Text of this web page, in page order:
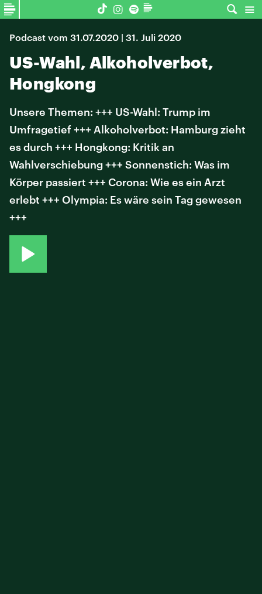
Podcast vom 31.07.2020 | 31. Juli 2020
US-Wahl, Alkoholverbot,
Hongkong
Unsere Themen: +++ US-Wahl: Trump im
Umfragetief +++ Alkoholverbot: Hamburg zieht
es durch +++ Hongkong: Kritik an
Wahlverschiebung +++ Sonnenstich: Was im
Körper passiert +++ Corona: Wie es ein Arzt
erlebt +++ Olympia: Es wäre sein Tag gewesen
+++